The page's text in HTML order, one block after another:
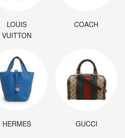
LOUIS
VUITTON
COACH
HERMES GUCCI